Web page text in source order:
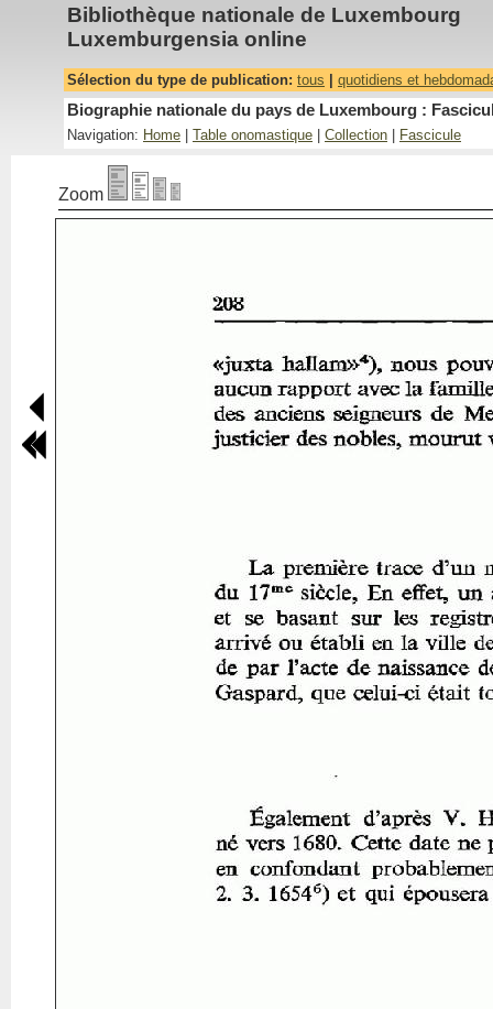
Bibliothèque nationale de Luxembourg
Luxemburgensia online
Sélection du type de publication: tous quotidiens et
Biographie nationale du pays de Luxembourg :
Navigation: Home Table onomastique Collection Fascicule
Zoom